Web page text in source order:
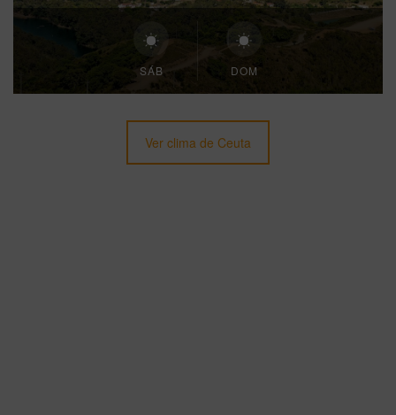
SÁB DOM
Ver clima de Ceuta